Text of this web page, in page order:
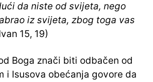
da niste od svijeta, nego
iz svijeta, zbog toga vas
15, 19)
Boga znači biti odbačen od
i Isusova obećanja govore da